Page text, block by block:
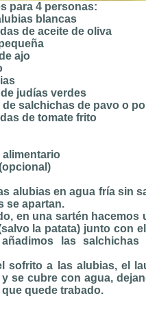
para 4 personas:
blancas
de aceite de oliva
ajo
judías verdes
de salchichas de pavo o
de tomate frito
alimentario
alubias en agua fría sin
se apartan.
en una sartén hacemos
la patata) junto con
las
sofrito a las alubias, el
y se cubre con agua,
que quede trabado.